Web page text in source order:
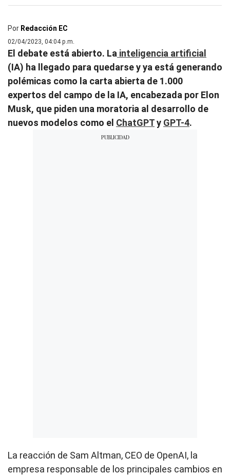
Por Redacción EC
02/04/2023, 04:04 p.m.
El debate está abierto. La inteligencia artificial
(IA) ha llegado para quedarse y ya está generando
polémicas como la carta abierta de 1.000
expertos del campo de la IA, encabezada por Elon
Musk, que piden una moratoria al desarrollo de
nuevos modelos como el ChatGPTy GPT-4.
La reacción de Sam Altman, CEO de OpenAI, la
empresa responsable de los principales cambios en